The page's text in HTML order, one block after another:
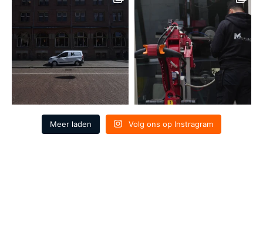
Meer laden Volg ons op Instragram